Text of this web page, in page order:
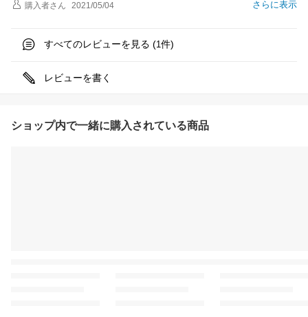
さらに表示
購入者さん 2021/05/04
すべてのレビューを見る (1件)
レビューを書く
ショップ内で一緒に購入されている商品